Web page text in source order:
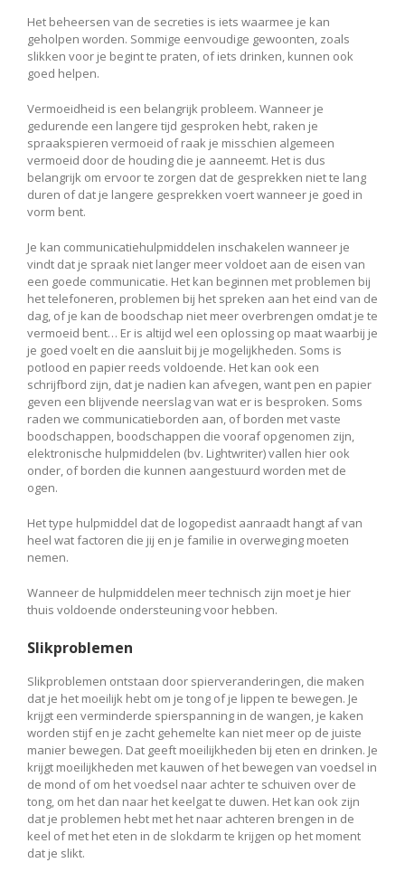
Het beheersen van de secreties is iets waarmee je kan
geholpen worden. Sommige eenvoudige gewoonten, zoals
slikken voor je begint te praten, of iets drinken, kunnen ook
goed helpen.
Vermoeidheid is een belangrijk probleem. Wanneer je
gedurende een langere tijd gesproken hebt, raken je
spraakspieren vermoeid of raak je misschien algemeen
vermoeid door de houding die je aanneemt. Het is dus
belangrijk om ervoor te zorgen dat de gesprekken niet te lang
duren of dat je langere gesprekken voert wanneer je goed in
vorm bent.
Je kan communicatiehulpmiddelen inschakelen wanneer je
vindt dat je spraak niet langer meer voldoet aan de eisen van
een goede communicatie. Het kan beginnen met problemen bij
het telefoneren, problemen bij het spreken aan het eind van de
dag, of je kan de boodschap niet meer overbrengen omdat je te
vermoeid bent… Er is altijd wel een oplossing op maat waarbij je
je goed voelt en die aansluit bij je mogelijkheden. Soms is
potlood en papier reeds voldoende. Het kan ook een
schrijfbord zijn, dat je nadien kan afvegen, want pen en papier
geven een blijvende neerslag van wat er is besproken. Soms
raden we communicatieborden aan, of borden met vaste
boodschappen, boodschappen die vooraf opgenomen zijn,
elektronische hulpmiddelen (bv. Lightwriter) vallen hier ook
onder, of borden die kunnen aangestuurd worden met de
ogen.
Het type hulpmiddel dat de logopedist aanraadt hangt af van
heel wat factoren die jij en je familie in overweging moeten
nemen.
Wanneer de hulpmiddelen meer technisch zijn moet je hier
thuis voldoende ondersteuning voor hebben.
Slikproblemen
Slikproblemen ontstaan door spierveranderingen, die maken
dat je het moeilijk hebt om je tong of je lippen te bewegen. Je
krijgt een verminderde spierspanning in de wangen, je kaken
worden stijf en je zacht gehemelte kan niet meer op de juiste
manier bewegen. Dat geeft moeilijkheden bij eten en drinken. Je
krijgt moeilijkheden met kauwen of het bewegen van voedsel in
de mond of om het voedsel naar achter te schuiven over de
tong, om het dan naar het keelgat te duwen. Het kan ook zijn
dat je problemen hebt met het naar achteren brengen in de
keel of met het eten in de slokdarm te krijgen op het moment
dat je slikt.